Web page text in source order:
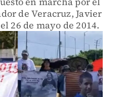
de Veracruz, Javier
26 de mayo de 2014.